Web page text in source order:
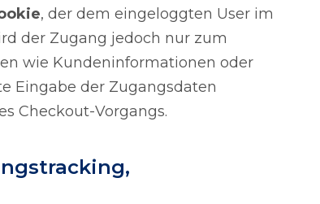
, der dem eingeloggten User im
der Zugang jedoch nur zum
wie Kundeninformationen oder
Eingabe der Zugangsdaten
Checkout-Vorgangs.